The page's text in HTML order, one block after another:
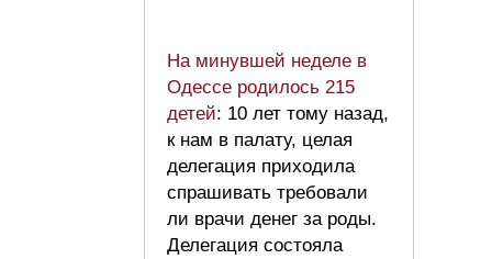
На минувшей неделе в
Одессе родилось 215
детей: 10 лет тому назад,
к нам в палату, целая
делегация приходила
спрашивать требовали
ли врачи денег за роды.
Делегация состояла